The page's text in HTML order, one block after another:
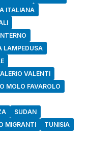
ITALIANA
LAMPEDUSA
VALENTI
MOLO FAVAROLO
SUDAN
MIGRANTI
TUNISIA